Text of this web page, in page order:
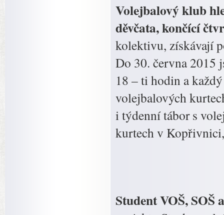
Volejbalový klub
děvčata, končící
kolektivu, získávají
Do 30. června 2015
18 – ti hodin a
volejbalových
i týdenní tábor s
kurtech v
Student VOŠ,